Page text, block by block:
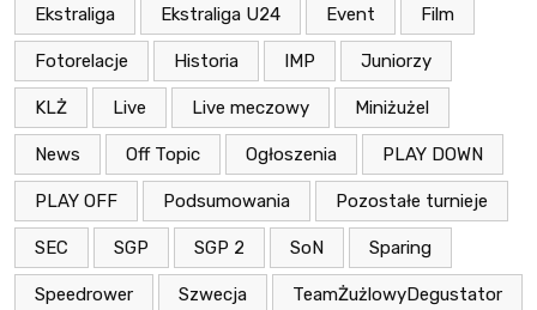
Ekstraliga Ekstraliga U24 Event Film
Fotorelacje Historia IMP Juniorzy
KLŻ Live Live meczowy Miniżużel
News Off Topic Ogłoszenia PLAY DOWN
PLAY OFF Podsumowania Pozostałe turnieje
SEC SGP SGP 2 SoN Sparing
Speedrower Szwecja TeamŻużlowyDegustator